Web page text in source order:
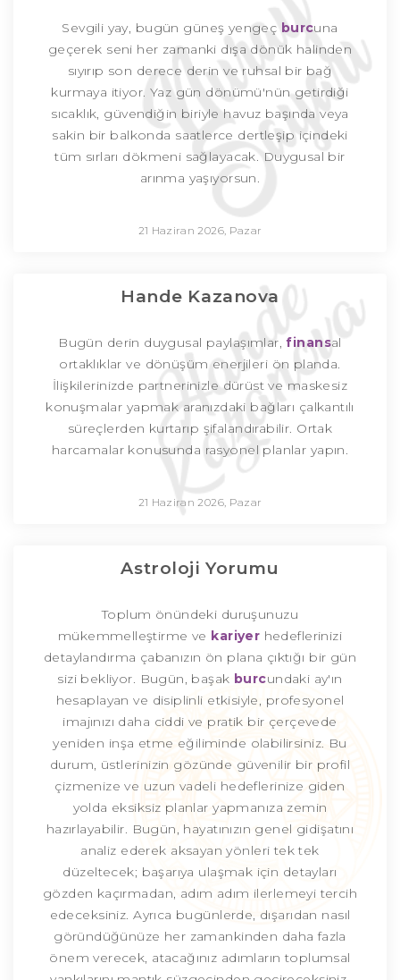
Sevgili yay, bugün güneş yengeç burcuna
geçerek seni her zamanki dışa dönük halinden
sıyırıp son derece derin ve ruhsal bir bağ
kurmaya itiyor. Yaz gün dönümü'nün getirdiği
sıcaklık, güvendiğin biriyle havuz başında veya
sakin bir balkonda saatlerce dertleşip içindeki
tüm sırları dökmeni sağlayacak. Duygusal bir
arınma yaşıyorsun.
21 Haziran 2026, Pazar
Hande Kazanova
Bugün derin duygusal paylaşımlar,finansal
ortaklıklar ve dönüşüm enerjileri ön planda.
İlişkilerinizde partnerinizle dürüst ve maskesiz
konuşmalar yapmak aranızdaki bağları çalkantılı
süreçlerden kurtarıp şifalandırabilir. Ortak
harcamalar konusunda rasyonel planlar yapın.
21 Haziran 2026, Pazar
Astroloji Yorumu
Toplum önündeki duruşunuzu
mükemmelleştirme ve kariyer hedeflerinizi
detaylandırma çabanızın ön plana çıktığı bir gün
sizi bekliyor. Bugün, başak burcundaki ay'ın
hesaplayan ve disiplinli etkisiyle, profesyonel
imajınızı daha ciddi ve pratik bir çerçevede
yeniden inşa etme eğiliminde olabilirsiniz. Bu
durum, üstlerinizin gözünde güvenilir bir profil
çizmenize ve uzun vadeli hedeflerinize giden
yolda eksiksiz planlar yapmanıza zemin
hazırlayabilir. Bugün, hayatınızın genel gidişatını
analiz ederek aksayan yönleri tek tek
düzeltecek; başarıya ulaşmak için detayları
gözden kaçırmadan, adım adım ilerlemeyi tercih
edeceksiniz. Ayrıca bugünlerde, dışarıdan nasıl
göründüğünüze her zamankinden daha fazla
önem verecek, atacağınız adımların toplumsal